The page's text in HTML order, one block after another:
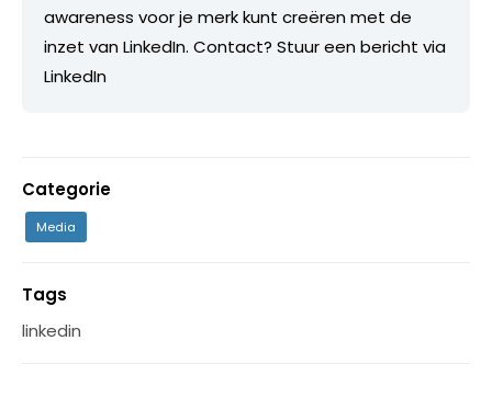
awareness voor je merk kunt creëren met de
inzet van LinkedIn. Contact? Stuur een bericht via
LinkedIn
Categorie
Media
Tags
linkedin